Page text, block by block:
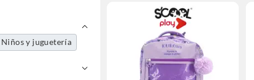
Niños y juguetería